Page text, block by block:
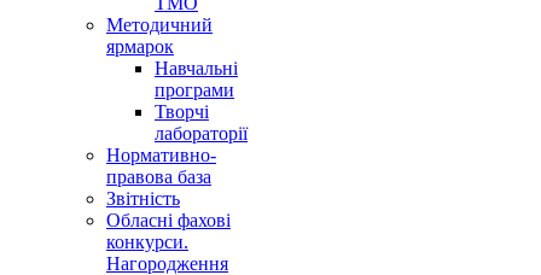
Методичний
ярмарок
Навчальні
програми
Творчі
лабораторії
Нормативно-
правова база
Звітність
Обласні фахові
конкурси.
Нагородження